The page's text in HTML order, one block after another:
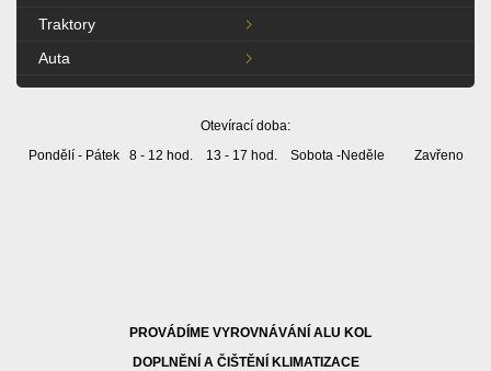
Traktory
Auta
Otevírací doba:
Pondělí - Pátek 8 - 12 hod. 13 - 17 hod. Sobota -Neděle Zavřeno
PROVÁDÍME VYROVNÁVÁNÍ ALU KOL
DOPLNĚNÍ A ČIŠTĚNÍ KLIMATIZACE